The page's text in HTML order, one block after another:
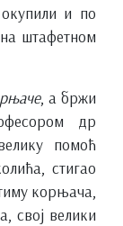
и по
штафетном
, а бржи
др
помоћ
стигао
корњача,
свој велики